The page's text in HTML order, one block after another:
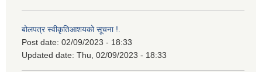
बोलपत्र स्वीकृतिआशयको सूचना !.
Post date: 02/09/2023 - 18:33
Updated date: Thu, 02/09/2023 - 18:33